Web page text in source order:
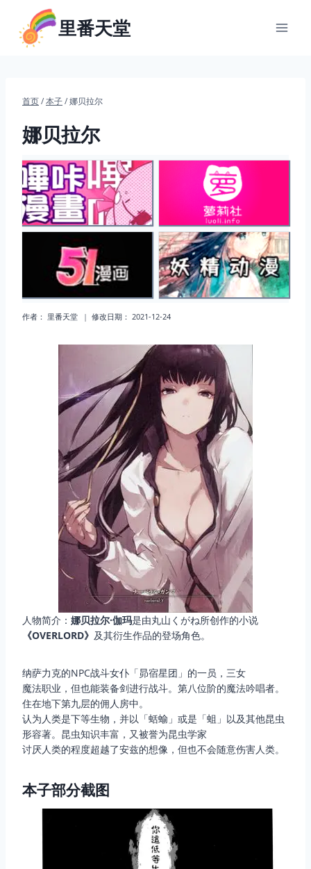
里番天堂
首页/本子/娜贝拉尔
娜贝拉尔
作者： 里番天堂 修改日期： 2021-12-24
人物简介： 娜贝拉尔·伽玛是由丸山くがね所创作的小说
《OVERLORD》 及其衍生作品的登场角色。
纳萨力克的NPC战斗女仆「昴宿星团」的一员，三女
魔法职业，但也能装备剑进行战斗。第八位阶的魔法吟唱者。
住在地下第九层的佣人房中。
认为人类是下等生物，并以「蛞蝓」或是「蛆」以及其他昆虫
形容著。昆虫知识丰富，又被誉为昆虫学家
讨厌人类的程度超越了安兹的想像，但也不会随意伤害人类。
本子部分截图